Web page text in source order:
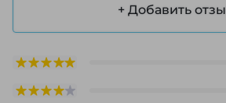
+ Добавить